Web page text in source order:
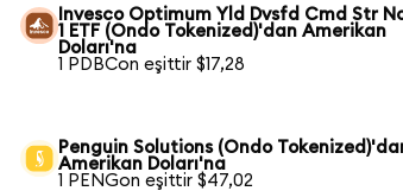
Invesco Optimum Yld Dvsfd Cmd Str
1 ETF (Ondo Tokenized)'dan Amerikan
Doları'na
1 PDBCon eşittir $17,28
Penguin Solutions (Ondo
Amerikan Doları'na
1 PENGon eşittir $47,02